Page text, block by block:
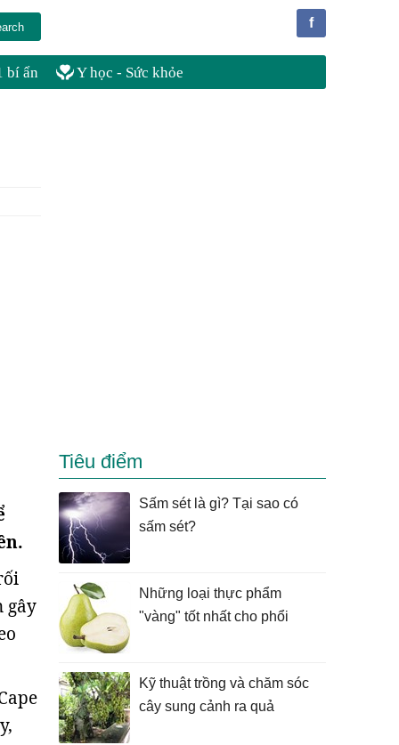
f
bí ẩn Y học - Sức khỏe
gây
Tiêu điểm
Sấm sét là gì? Tại sao có
sấm sét?
Những loại thực phẩm
"vàng" tốt nhất cho phổi
Kỹ thuật trồng và chăm sóc
cây sung cảnh ra quả